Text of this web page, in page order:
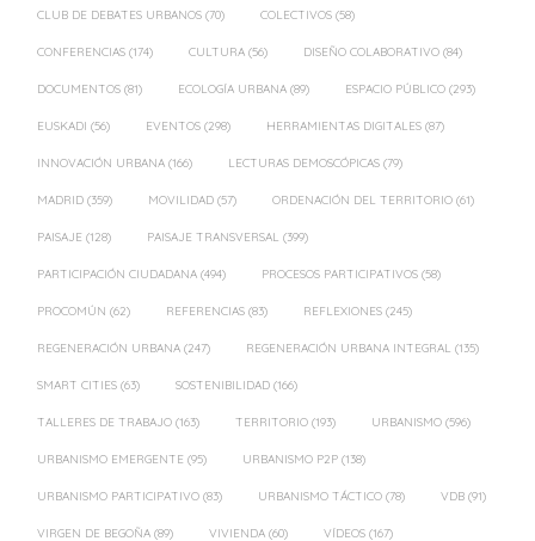
CLUB DE DEBATES URBANOS (70) COLECTIVOS (58)
CONFERENCIAS (174) CULTURA (56) DISEÑO COLABORATIVO (84)
DOCUMENTOS (81) ECOLOGÍA URBANA (89) ESPACIO PÚBLICO (293)
EUSKADI (56) EVENTOS (298) HERRAMIENTAS DIGITALES (87)
INNOVACIÓN URBANA (166) LECTURAS DEMOSCÓPICAS (79)
MADRID (359) MOVILIDAD (57) ORDENACIÓN DEL TERRITORIO (61)
PAISAJE (128) PAISAJE TRANSVERSAL (399)
PARTICIPACIÓN CIUDADANA (494) PROCESOS PARTICIPATIVOS (58)
PROCOMÚN (62) REFERENCIAS (83) REFLEXIONES (245)
REGENERACIÓN URBANA (247) REGENERACIÓN URBANA INTEGRAL (135)
SMART CITIES (63) SOSTENIBILIDAD (166)
TALLERES DE TRABAJO (163) TERRITORIO (193) URBANISMO (596)
URBANISMO EMERGENTE (95) URBANISMO P2P (138)
URBANISMO PARTICIPATIVO (83) URBANISMO TÁCTICO (78) VDB (91)
VIRGEN DE BEGOÑA (89) VIVIENDA (60) VÍDEOS (167)